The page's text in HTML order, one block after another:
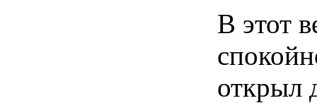
В этот
открыл